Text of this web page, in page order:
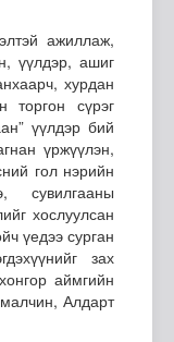
ажиллаж,
үүлдэр, ашиг
хурдан
торгон сүрэг
үүлдэр бий
үржүүлэн,
гол нэрийн
сувилгааны
хослуулсан
үедээ сурган
зах
аймгийн
Алдарт